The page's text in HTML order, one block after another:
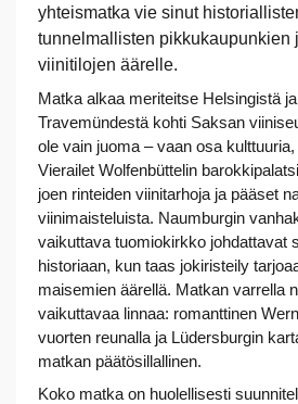
yhteismatka vie sinut
tunnelmallisten pikkukaupunkien
viinitilojen äärelle.
Matka alkaa meriteitse Helsingistä
Travemündestä kohti Saksan
ole vain juoma – vaan osa
Vierailet Wolfenbüttelin
joen rinteiden viinitarhoja ja pääset
viinimaisteluista. Naumburgin
vaikuttava tuomiokirkko johdattavat
historiaan, kun taas jokiristeily
maisemien äärellä. Matkan varrella
vaikuttavaa linnaa: romanttinen
vuorten reunalla ja Lüdersburgin
matkan päätösillallinen.
Koko matka on huolellisesti